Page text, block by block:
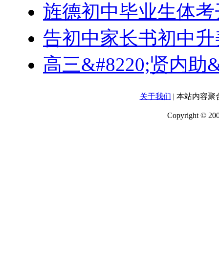
旌德初中毕业生体
告初中家长书初中
高三&#8220;贤内助
关于我们 | 本站内容
Copyright ©